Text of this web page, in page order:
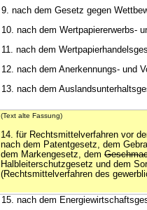
9. nach dem Gesetz gegen
10. nach dem Wertpapiererwerbs-
11. nach dem
12. nach dem Anerkennungs- und
13. nach dem
(Text alte Fassung)
14. für Rechtsmittelverfahren vor
nach dem Patentgesetz, dem
dem Markengesetz, dem
Halbleiterschutzgesetz und dem
(Rechtsmittelverfahren des
15. nach dem